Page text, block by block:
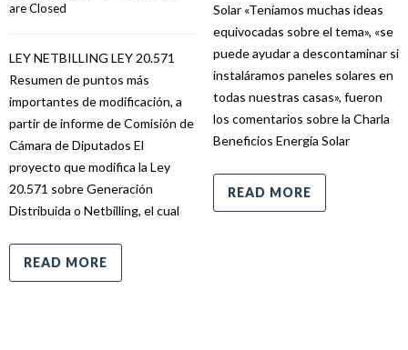
are Closed
LEY NETBILLING LEY 20.571
Resumen de puntos más
importantes de modificación, a
partir de informe de Comisión de
Cámara de Diputados El
proyecto que modifica la Ley
20.571 sobre Generación
Distribuida o Netbilling, el cual
READ MORE
Solar «Teníamos muchas ideas
equivocadas sobre el tema», «se
puede ayudar a descontaminar si
instaláramos paneles solares en
todas nuestras casas», fueron
los comentarios sobre la Charla
Beneficios Energía Solar
READ MORE